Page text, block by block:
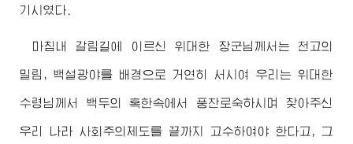
기시였다.
마침내 갈림길에 이르신위대한 장군님께서 는 천고의
밀림, 백설광야를 배경으로 거연히 서시여 우리는 위대한
수령님께서 백두의 혹한속에서 풍찬로숙하시며 찾아주신
우리 나라 사회주의제도를 끝까지 고수하여야 한다고, 그